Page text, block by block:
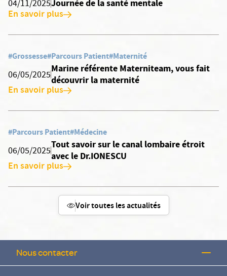
04/11/2025Journée de la santé mentale
En savoir plus
#Grossesse#Parcours Patient#Maternité
06/05/2025
Marine référente Materniteam, vous fait
découvrir la maternité
En savoir plus
#Parcours Patient#Médecine
06/05/2025
Tout savoir sur le canal lombaire étroit
avec le Dr.IONESCU
En savoir plus
Voir toutes les actualités
Nous contacter